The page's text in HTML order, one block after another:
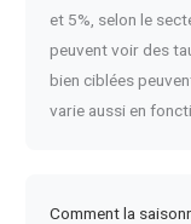
et 5%, selon le
peuvent voir des
bien ciblées
varie aussi en
Comment la